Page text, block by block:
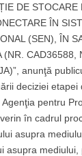
DE STOCARE
ÎN
(SEN), ÎN
(NR. CAD36588,
anunţă
deciziei etapei
pentru
în cadrul
asupra
asupra mediului,